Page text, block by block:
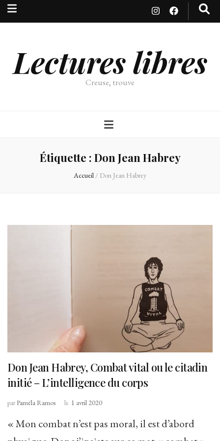
Lectures libres
Creuse, trouve
Étiquette : Don Jean Habrey
Accueil / Don Jean Habrey
Don Jean Habrey, Combat vital ou le citadin
initié – L’intelligence du corps
parPaméla Ramos le 1 avril 2020
« Mon combat n’est pas moral, il est d’abord